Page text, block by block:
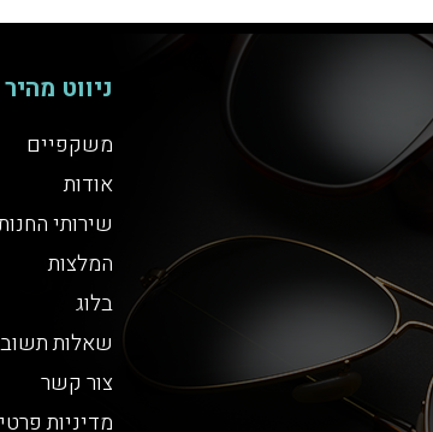
ניווט מהיר
משקפיים
אודות
שירותי
המלצות
בלוג
שאלות
צור קשר
מדיניות